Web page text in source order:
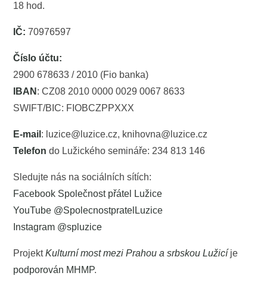
18 hod.
IČ: 70976597
Číslo účtu:
2900 678633 / 2010 (Fio banka)
IBAN : CZ08 2010 0000 0029 0067 8633
SWIFT/BIC: FIOBCZPPXXX
E-mail : luzice@luzice.cz, knihovna@luzice.cz
Telefon do Lužického semináře: 234 813 146
Sledujte nás na sociálních sítích:
Facebook Společnost přátel Lužice
YouTube @SpolecnostpratelLuzice
Instagram @spluzice
ProjektKulturní most mezi Prahou a srbskou Lužicí je
podporován MHMP.